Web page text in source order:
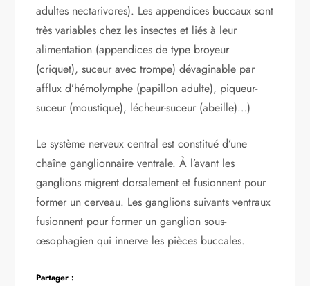
adultes nectarivores). Les appendices buccaux sont
très variables chez les insectes et liés à leur
alimentation (appendices de type broyeur
(criquet), suceur avec trompe) dévaginable par
afflux d’hémolymphe (papillon adulte), piqueur-
suceur (moustique), lécheur-suceur (abeille)…)
Le système nerveux central est constitué d’une
chaîne ganglionnaire ventrale. À l’avant les
ganglions migrent dorsalement et fusionnent pour
former un cerveau. Les ganglions suivants ventraux
fusionnent pour former un ganglion sous-
œsophagien qui innerve les pièces buccales.
Partager :